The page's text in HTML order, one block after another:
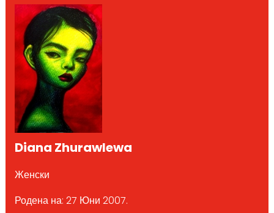
Diana Zhurawlewa
Женски
Родена на: 27 Юни 2007.